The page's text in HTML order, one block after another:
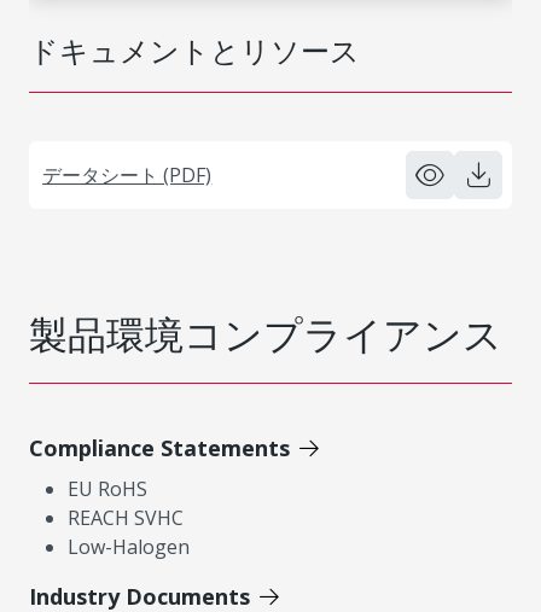
ドキュメントとリソース
データシート (PDF)
製品環境コンプライアンス
Compliance Statements
EU RoHS
REACH SVHC
Low-Halogen
Industry Documents